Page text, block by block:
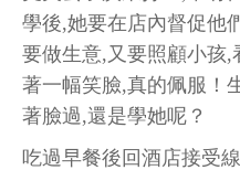
學後,她要在店內督促他
要做生意,又要照顧小孩
著一幅笑臉,真的佩服！
著臉過,還是學她呢？
吃過早餐後回酒店接受